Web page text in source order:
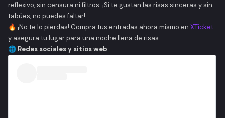
reflexivo, sin censura ni filtros. ¡Si te gustan las risas sinceras y sin
tabúes, no puedes faltar!
🔥 ¡No te lo pierdas! Compra tus entradas ahora mismo en XTicket
y asegura tu lugar para una noche llena de risas.
🌐 Redes sociales y sitios web